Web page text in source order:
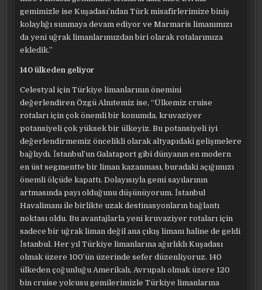
gemimizle ise Kuşadası’ndan Türk misafirlerimize biniş
kolaylığı sunmaya devam ediyor ve Marmaris limanımızı
da yeni uğrak limanlarımızdan biri olarak rotalarımıza
ekledik.”
140 ülkeden geliyor
Celestyal için Türkiye limanlarının önemini
değerlendiren Özgü Alnıtemiz ise, “Ülkemiz cruise
rotaları için çok önemli bir konumda, kruvaziyer
potansiyeli çok yüksek bir ülkeyiz. Bu potansiyeli iyi
değerlendirmemiz öncelikli olarak altyapıdaki gelişmelere
bağlıydı. İstanbul’un Galataport gibi dünyanın en modern
en üst segmentte bir liman kazanması, buradaki açığımızı
önemli ölçüde kapattı. Dolayısıyla gemi sayılarının
artmasında payı olduğunu düşünüyorum. İstanbul
Havalimanı ile birlikte uzak destinasyonların bağlantı
noktası oldu. Bu avantajlarla yeni kruvaziyer rotaları için
sadece bir uğrak liman değil ana çıkış limanı haline de geldi
İstanbul. Her yıl Türkiye limanlarına ağırlıklı Kuşadası
olmak üzere 100’ün üzerinde sefer düzenliyoruz. 140
ülkeden çoğunluğu Amerikalı, Avrupalı olmak üzere 120
bin cruise yolcusu gemilerimizle Türkiye limanlarına